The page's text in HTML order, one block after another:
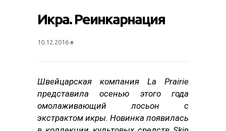
Икра. Реинкарнация
10.12.2016 ♠
Швейцарская компания La Prairie
представила осенью этого года
омолаживающий лосьон с
экстрактом икры. Новинка появилась